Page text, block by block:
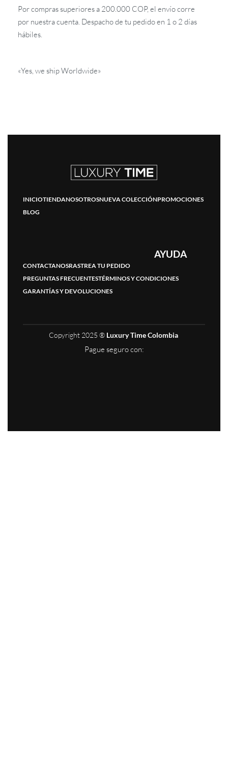
Por compras superiores a 200.000 COP, el envío corre
por nuestra cuenta. Despacho de tu pedido en 1 o 2 días
hábiles.
«Yes, we ship Worldwide»
INICIOTIENDANOSOTROSNUEVA COLECCIÓNPROMOCIONES
BLOG
AYUDA
CONTACTANOSRASTREA TU PEDIDO
PREGUNTAS FRECUENTESTÉRMINOS Y CONDICIONES
GARANTÍAS Y DEVOLUCIONES
Copyright 2025 ® Luxury Time Colombia
Pague seguro con: